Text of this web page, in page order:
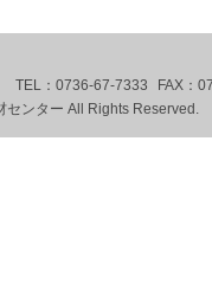
TEL： 0736-67-7333 FAX：
センター All Rights Reserved.